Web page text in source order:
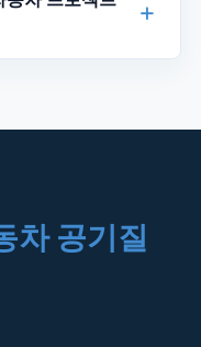
차 공기질